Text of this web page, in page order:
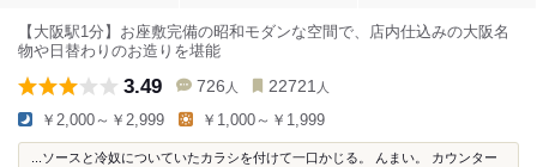
【大阪駅1分】お座敷完備の昭和モダンな空間で、店内仕込みの大阪名
物や日替わりのお造りを堪能
3.49 726 人 22721 人
￥2,000～￥2,999 ￥1,000～￥1,999
...ソースと冷奴についていたカラシを付けて一口かじる。 んまい。 カウンター